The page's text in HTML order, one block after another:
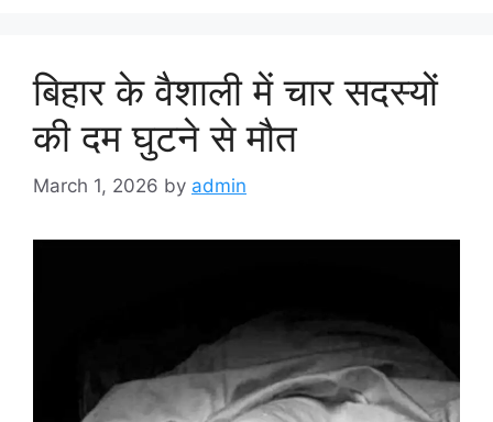
बिहार के वैशाली में चार सदस्यों
की दम घुटने से मौत
March 1, 2026 by admin